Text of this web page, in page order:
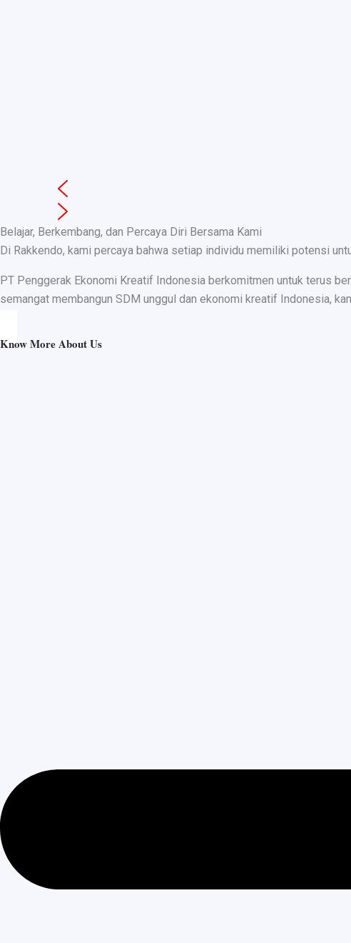
Belajar, Berkembang, dan Percaya Diri Bersama Kami
Di Rakkendo, kami percaya bahwa setiap individu memiliki potensi
PT Penggerak Ekonomi Kreatif Indonesia berkomitmen untuk terus
semangat membangun SDM unggul dan ekonomi kreatif Indonesia,
Know More About Us